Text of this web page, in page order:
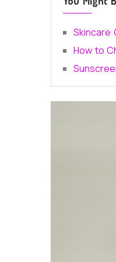
Skincare
How to